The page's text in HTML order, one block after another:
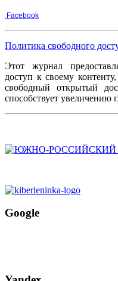
Facebook
Политика свободного
Этот журнал
доступ к своему
свободный открытый
способствует увеличению
Google